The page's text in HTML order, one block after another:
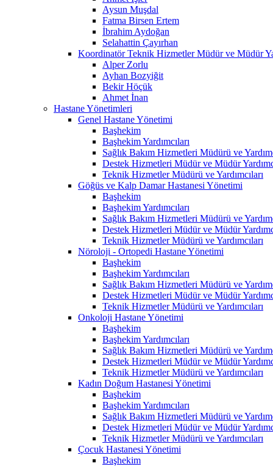
Aysun Muşdal
Fatma Birsen Ertem
İbrahim Aydoğan
Selahattin Çayırhan
Koordinatör Teknik Hizmetler Müdür ve Müdür
Alper Zorlu
Ayhan Bozyiğit
Bekir Höçük
Ahmet İnan
Hastane Yönetimleri
Genel Hastane Yönetimi
Başhekim
Başhekim Yardımcıları
Sağlık Bakım Hizmetleri Müdürü ve
Destek Hizmetleri Müdür ve Müdür
Teknik Hizmetler Müdürü ve Yardımcıları
Göğüs ve Kalp Damar Hastanesi Yönetimi
Başhekim
Başhekim Yardımcıları
Sağlık Bakım Hizmetleri Müdürü ve
Destek Hizmetleri Müdür ve Müdür
Teknik Hizmetler Müdürü ve Yardımcıları
Nöroloji - Ortopedi Hastane Yönetimi
Başhekim
Başhekim Yardımcıları
Sağlık Bakım Hizmetleri Müdürü ve
Destek Hizmetleri Müdür ve Müdür
Teknik Hizmetler Müdürü ve Yardımcıları
Onkoloji Hastane Yönetimi
Başhekim
Başhekim Yardımcıları
Sağlık Bakım Hizmetleri Müdürü ve
Destek Hizmetleri Müdür ve Müdür
Teknik Hizmetler Müdürü ve Yardımcıları
Kadın Doğum Hastanesi Yönetimi
Başhekim
Başhekim Yardımcıları
Sağlık Bakım Hizmetleri Müdürü ve
Destek Hizmetleri Müdür ve Müdür
Teknik Hizmetler Müdürü ve Yardımcıları
Çocuk Hastanesi Yönetimi
Başhekim